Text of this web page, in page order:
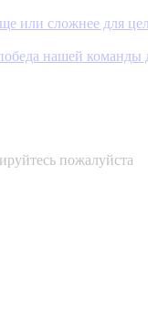
или сложнее для
нашей команды
пожалуйста